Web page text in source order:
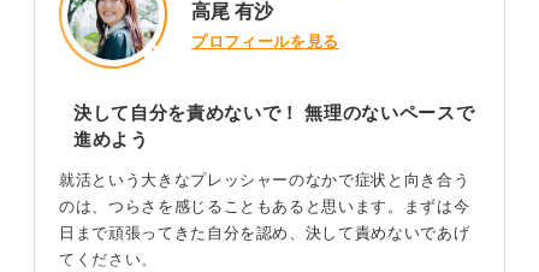
高尾 有沙
プロフィールを見る
決して自分を責めないで！ 無理のないペースで
進めよう
就活という大きなプレッシャーのなかで症状と向き合う
のは、つらさを感じることもあると思います。まずは今
日まで頑張ってきた自分を認め、決して責めないであげ
てください。